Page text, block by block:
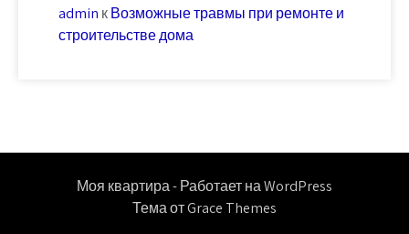
admin кВозможные травмы при ремонте и
строительстве дома
Моя квартира - Работает на WordPress
Тема от Grace Themes